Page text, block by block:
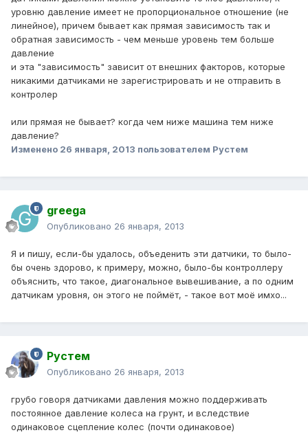
уровню давление имеет не пропорциональное отношение (не
линейное), причем бывает как прямая зависимость так и
обратная зависимость - чем меньше уровень тем больше
давление
и эта "зависимость" зависит от внешних факторов, которые
никакими датчиками не зарегистрировать и не отправить в
контролер
или прямая не бывает? когда чем ниже машина тем ниже
давление?
Изменено 26 января, 2013 пользователем Рустем
greega
Опубликовано 26 января, 2013
Я и пишу, если-бы удалось, объеденить эти датчики, то было-
бы очень здорово, к примеру, можно, было-бы контроллеру
объяснить, что такое, диагональное вывешивание, а по одним
датчикам уровня, он этого не поймёт, - такое вот моё имхо...
Рустем
Опубликовано 26 января, 2013
грубо говоря датчиками давления можно поддерживать
постоянное давление колеса на грунт, и вследствие
одинаковое сцепление колес (почти одинаковое)